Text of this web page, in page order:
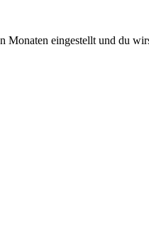
eingestellt und du